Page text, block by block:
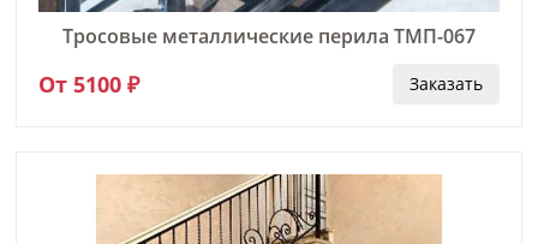
Тросовые металлические перила ТМП-067
От 5100 ₽ Заказать